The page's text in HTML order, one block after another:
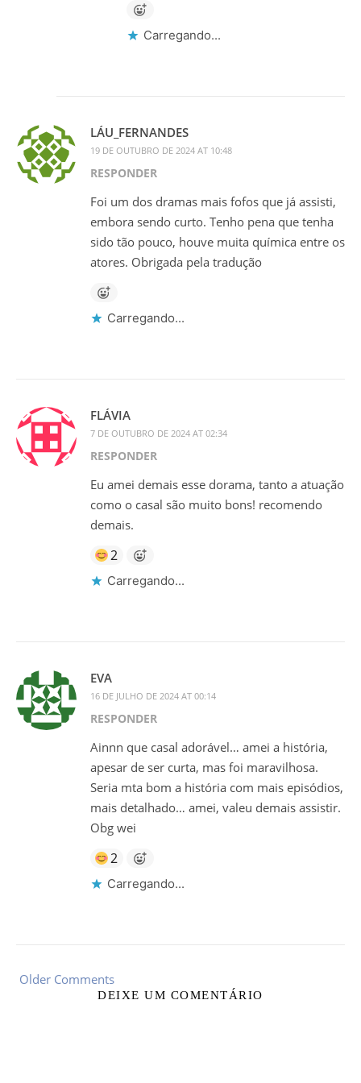
Carregando...
LÁU_FERNANDES
19 DE OUTUBRO DE 2024 AT 10:48
RESPONDER
Foi um dos dramas mais fofos que já assisti,
embora sendo curto. Tenho pena que tenha
sido tão pouco, houve muita química entre os
atores. Obrigada pela tradução
Carregando...
FLÁVIA
7 DE OUTUBRO DE 2024 AT 02:34
RESPONDER
Eu amei demais esse dorama, tanto a atuação
como o casal são muito bons! recomendo
demais.
2
Carregando...
EVA
16 DE JULHO DE 2024 AT 00:14
RESPONDER
Ainnn que casal adorável… amei a história,
apesar de ser curta, mas foi maravilhosa.
Seria mta bom a história com mais episódios,
mais detalhado… amei, valeu demais assistir.
Obg wei
2
Carregando...
Older Comments
DEIXE UM COMENTÁRIO